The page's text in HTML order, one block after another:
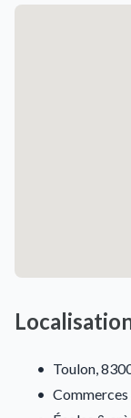
• Toulon,
• Commerces